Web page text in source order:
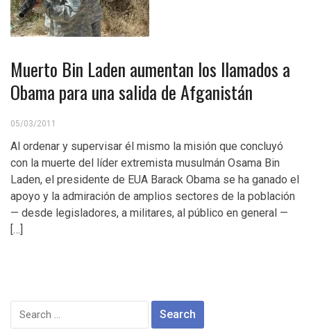
Muerto Bin Laden aumentan los llamados a
Obama para una salida de Afganistán
05/03/2011
Al ordenar y supervisar él mismo la misión que concluyó
con la muerte del líder extremista musulmán Osama Bin
Laden, el presidente de EUA Barack Obama se ha ganado el
apoyo y la admiración de amplios sectores de la población
— desde legisladores, a militares, al público en general —
[…]
Search
for: